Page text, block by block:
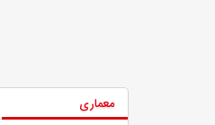
معماری